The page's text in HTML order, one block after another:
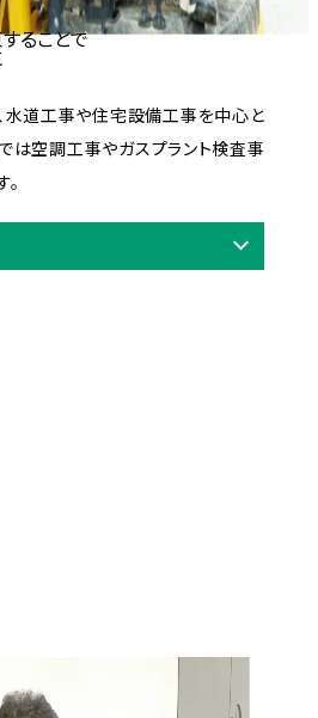
ることで
水道工事や住宅設備工事を中心と
は空調工事やガスプラント検査事